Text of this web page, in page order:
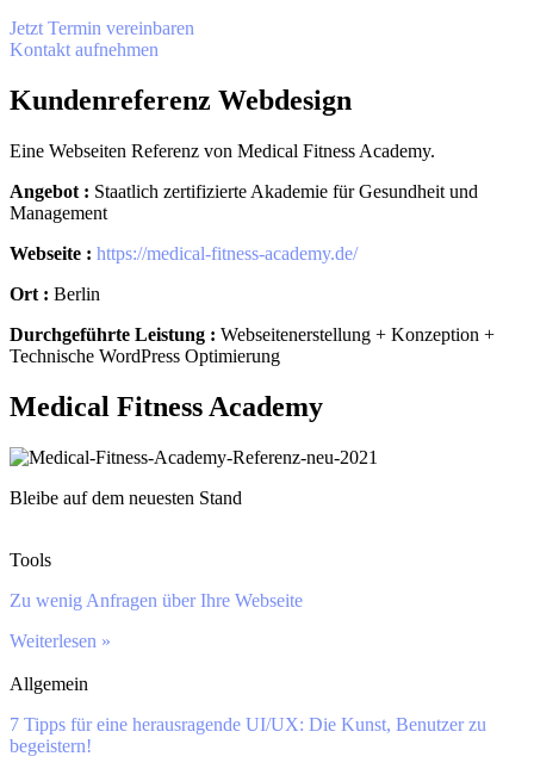
Jetzt Termin vereinbaren
Kontakt aufnehmen
Kundenreferenz Webdesign
Eine Webseiten Referenz von Medical Fitness Academy.
Angebot : Staatlich zertifizierte Akademie für Gesundheit und
Management
Webseite : https://medical-fitness-academy.de/
Ort : Berlin
Durchgeführte Leistung : Webseitenerstellung + Konzeption +
Technische WordPress Optimierung
Medical Fitness Academy
Bleibe auf dem neuesten Stand
Tools
Zu wenig Anfragen über Ihre Webseite
Weiterlesen »
Allgemein
7 Tipps für eine herausragende UI/UX: Die Kunst, Benutzer zu
begeistern!